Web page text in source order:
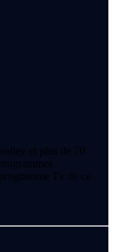
et plus de 70
Tv de ce